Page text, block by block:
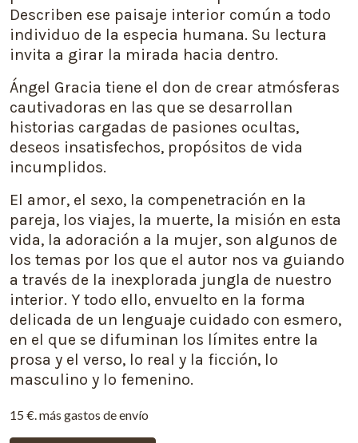
Describen ese paisaje interior común a todo
individuo de la especia humana. Su lectura
invita a girar la mirada hacia dentro.
Ángel Gracia tiene el don de crear atmósferas
cautivadoras en las que se desarrollan
historias cargadas de pasiones ocultas,
deseos insatisfechos, propósitos de vida
incumplidos.
El amor, el sexo, la compenetración en la
pareja, los viajes, la muerte, la misión en esta
vida, la adoración a la mujer, son algunos de
los temas por los que el autor nos va guiando
a través de la inexplorada jungla de nuestro
interior. Y todo ello, envuelto en la forma
delicada de un lenguaje cuidado con esmero,
en el que se difuminan los límites entre la
prosa y el verso, lo real y la ficción, lo
masculino y lo femenino.
15 €. más gastos de envío